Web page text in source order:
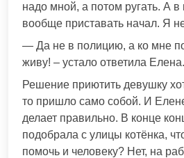
надо мной, а потом ругать. А
вообще приставать начал. Я
— Да не в полицию, а ко мне
живу! – устало ответила Елена.
Решение приютить девушку
то пришло само собой. И
делает правильно. В конце
подобрала с улицы котёнка,
помочь и человеку? Нет, на